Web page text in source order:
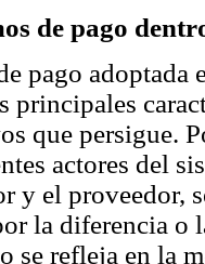
de pago
pago adoptada
principales
que persigue.
actores del
y el proveedor,
la diferencia o
se refleja en la